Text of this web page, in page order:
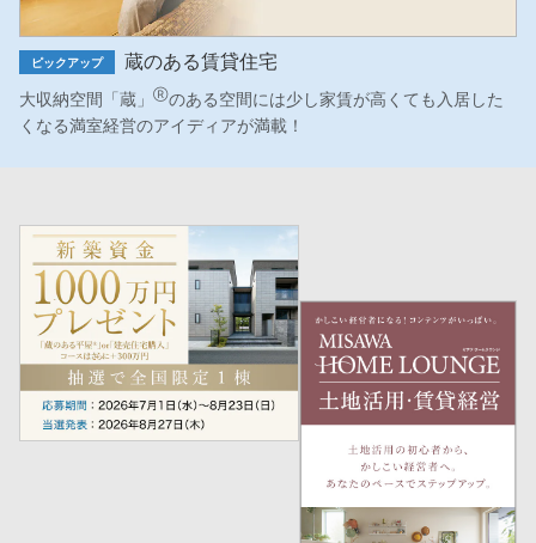
ピックアップ 蔵のある賃貸住宅
大収納空間「蔵」 Ⓡのある空間には少し家賃が高くても入居した
くなる満室経営のアイディアが満載！